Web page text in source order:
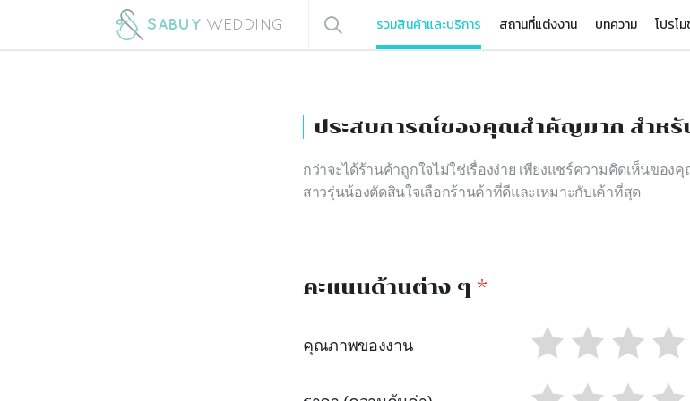
รวมสินค้าและบริการ สถานที่แต่งงาน บทความ โปรโ
ประสบการณ์ของคุณสำคัญมาก สำหรั
กว่าจะได้ร้านค้าถูกใจไม่ใช่เรื่องง่าย เพียงแชร์ความคิดเห็นของ
สาวรุ่นน้องตัดสินใจเลือกร้านค้าที่ดีและเหมาะกับเค้าที่สุด
คะแนนด้านต่าง ๆ *
คุณภาพของงาน